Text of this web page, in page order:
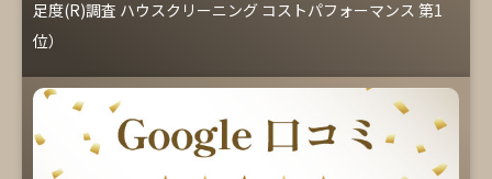
足度(R)調査 ハウスクリーニング コストパフォーマンス 第1
位）